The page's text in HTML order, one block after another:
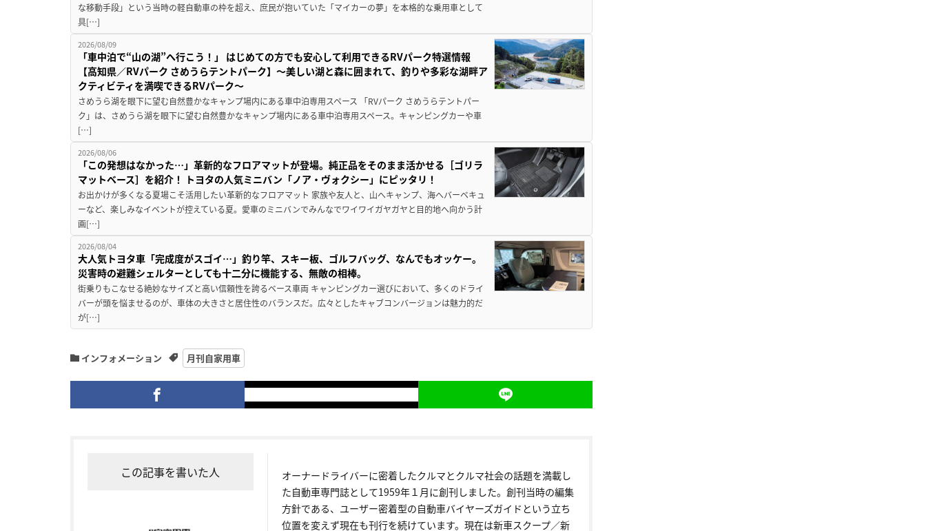
な移動手段」という当時の軽自動車の枠を超え、庶民が抱いていた「マイカーの夢」を本格的な乗用車として
具[…]
2026/08/09
「車中泊で“山の湖”へ行こう！」 はじめての方でも安心して利用できるRVパーク特選情報
【高知県／RVパーク さめうらテントパーク】～美しい湖と森に囲まれて、釣りや多彩な湖畔ア
クティビティを満喫できるRVパーク～
さめうら湖を眼下に望む自然豊かなキャンプ場内にある車中泊専用スペース 「RVパーク さめうらテントパー
ク」は、さめうら湖を眼下に望む自然豊かなキャンプ場内にある車中泊専用スペース。キャンピングカーや車
[…]
2026/08/06
「この発想はなかった…」革新的なフロアマットが登場。純正品をそのまま活かせる［ゴリラ
マットベース］を紹介！ トヨタの人気ミニバン「ノア・ヴォクシー」にピッタリ！
お出かけが多くなる夏場こそ活用したい革新的なフロアマット 家族や友人と、山へキャンプ、海へバーベキュ
ーなど、楽しみなイベントが控えている夏。愛車のミニバンでみんなでワイワイガヤガヤと目的地へ向かう計
画[…]
2026/08/04
大人気トヨタ車「完成度がスゴイ…」釣り竿、スキー板、ゴルフバッグ、なんでもオッケー。
災害時の避難シェルターとしても十二分に機能する、無敵の相棒。
街乗りもこなせる絶妙なサイズと高い信頼性を誇るベース車両 キャンピングカー選びにおいて、多くのドライ
バーが頭を悩ませるのが、車体の大きさと居住性のバランスだ。広々としたキャブコンバージョンは魅力的だ
が[…]
インフォメーション 月刊自家用車
この記事を書いた人
オーナードライバーに密着したクルマとクルマ社会の話題を満載し
た自動車専門誌として1959年１月に創刊しました。創刊当時の編集
方針である、ユーザー密着型の自動車バイヤーズガイドという立ち
位置を変えず現在も刊行を続けています。現在は新車スクープ／新